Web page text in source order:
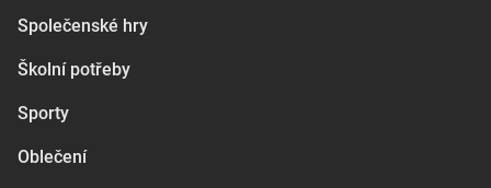
Společenské hry
Školní potřeby
Sporty
Oblečení